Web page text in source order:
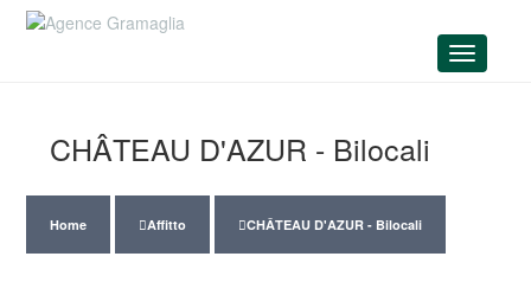
Menu
CHÂTEAU D'AZUR - Bilocali
Home Affitto CHÂTEAU D'AZUR - Bilocali